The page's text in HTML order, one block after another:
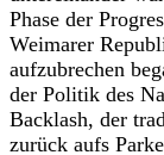
Phase der
Weimarer
aufzubrechen
der Politik des
Backlash, der
zurück aufs